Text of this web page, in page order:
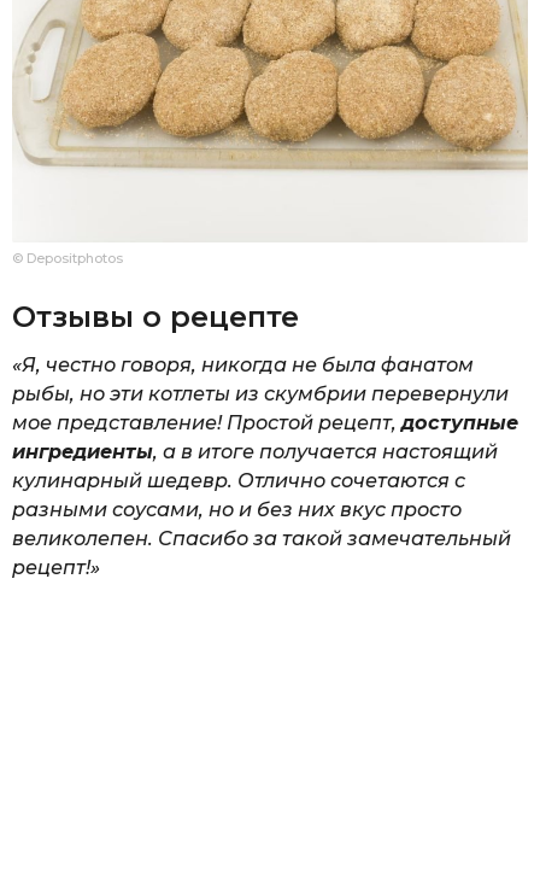
© Depositphotos
Отзывы о рецепте
«Я, честно говоря, никогда не была фанатом
рыбы, но эти котлеты из скумбрии перевернули
мое представление! Простой рецепт,доступные
ингредиенты, а в итоге получается настоящий
кулинарный шедевр. Отлично сочетаются с
разными соусами, но и без них вкус просто
великолепен. Спасибо за такой замечательный
рецепт!»